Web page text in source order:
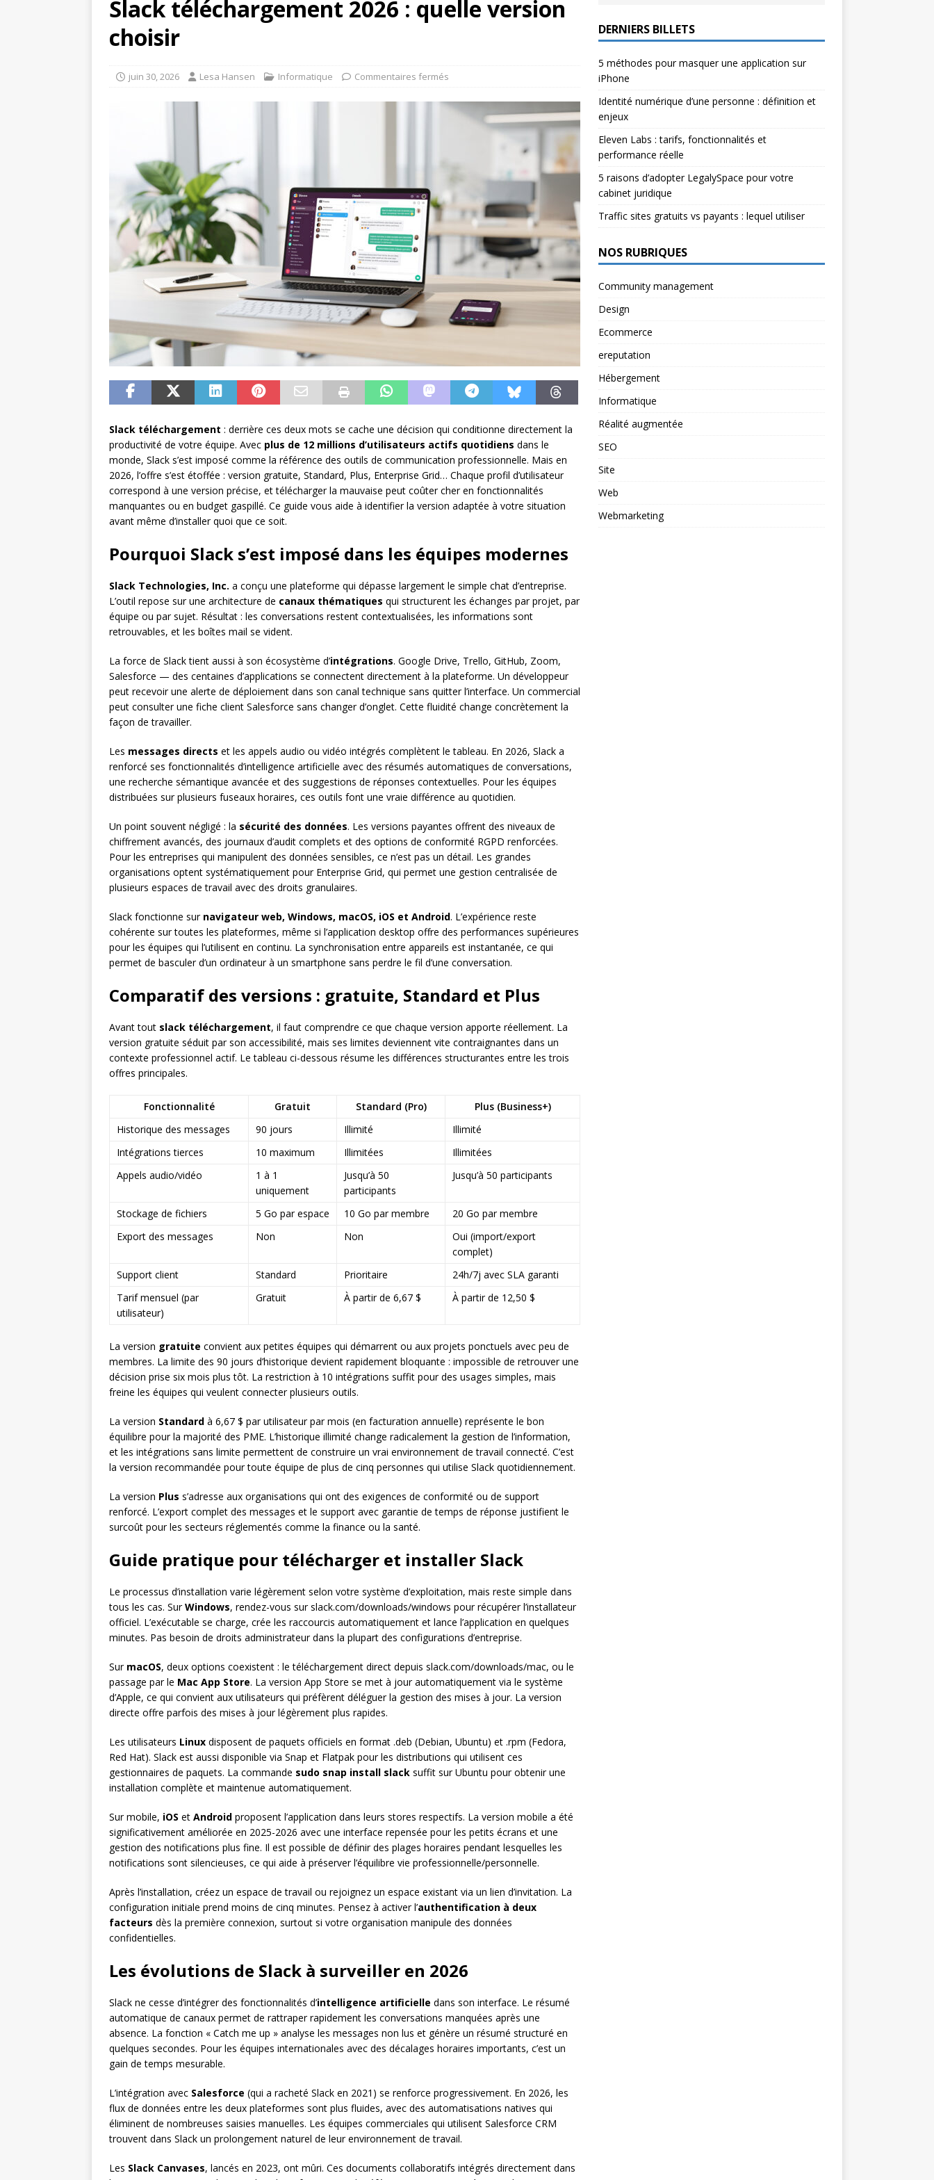
Slack téléchargement 2026 : quelle version
choisir
juin 30, 2026 Lesa Hansen Informatique Commentaires fermés
Slack téléchargement : derrière ces deux mots se cache une décision qui conditionne directement la
productivité de votre équipe. Avec plus de 12 millions d’utilisateurs actifs quotidiens dans le
monde, Slack s’est imposé comme la référence des outils de communication professionnelle. Mais en
2026, l’offre s’est étoffée : version gratuite, Standard, Plus, Enterprise Grid… Chaque profil d’utilisateur
correspond à une version précise, et télécharger la mauvaise peut coûter cher en fonctionnalités
manquantes ou en budget gaspillé. Ce guide vous aide à identifier la version adaptée à votre situation
avant même d’installer quoi que ce soit.
Pourquoi Slack s’est imposé dans les équipes modernes
Slack Technologies, Inc. a conçu une plateforme qui dépasse largement le simple chat d’entreprise.
L’outil repose sur une architecture de canaux thématiques qui structurent les échanges par projet, par
équipe ou par sujet. Résultat : les conversations restent contextualisées, les informations sont
retrouvables, et les boîtes mail se vident.
La force de Slack tient aussi à son écosystème d’intégrations. Google Drive, Trello, GitHub, Zoom,
Salesforce — des centaines d’applications se connectent directement à la plateforme. Un développeur
peut recevoir une alerte de déploiement dans son canal technique sans quitter l’interface. Un commercial
peut consulter une fiche client Salesforce sans changer d’onglet. Cette fluidité change concrètement la
façon de travailler.
Les messages directs et les appels audio ou vidéo intégrés complètent le tableau. En 2026, Slack a
renforcé ses fonctionnalités d’intelligence artificielle avec des résumés automatiques de conversations,
une recherche sémantique avancée et des suggestions de réponses contextuelles. Pour les équipes
distribuées sur plusieurs fuseaux horaires, ces outils font une vraie différence au quotidien.
Un point souvent négligé : la sécurité des données. Les versions payantes offrent des niveaux de
chiffrement avancés, des journaux d’audit complets et des options de conformité RGPD renforcées.
Pour les entreprises qui manipulent des données sensibles, ce n’est pas un détail. Les grandes
organisations optent systématiquement pour Enterprise Grid, qui permet une gestion centralisée de
plusieurs espaces de travail avec des droits granulaires.
Slack fonctionne sur navigateur web, Windows, macOS, iOS et Android. L’expérience reste
cohérente sur toutes les plateformes, même si l’application desktop offre des performances supérieures
pour les équipes qui l’utilisent en continu. La synchronisation entre appareils est instantanée, ce qui
permet de basculer d’un ordinateur à un smartphone sans perdre le fil d’une conversation.
Comparatif des versions : gratuite, Standard et Plus
Avant tout slack téléchargement, il faut comprendre ce que chaque version apporte réellement. La
version gratuite séduit par son accessibilité, mais ses limites deviennent vite contraignantes dans un
contexte professionnel actif. Le tableau ci-dessous résume les différences structurantes entre les trois
offres principales.
Fonctionnalité Gratuit Standard (Pro)
Plus (Business+)
Historique des messages
90 jours Illimité
Illimité
Intégrations tierces
10 maximum Illimitées
Illimitées
Appels audio/vidéo
1 à 1
uniquement
Jusqu’à 50
participants
Jusqu’à 50 participants
Stockage de fichiers 5 Go par espace 10 Go par membre
20 Go par membre
Export des messages
Non Non
Oui (import/export
complet)
Support client
Standard Prioritaire
24h/7j avec SLA garanti
Tarif mensuel (par
utilisateur)
Gratuit À partir de 6,67 $ À partir de 12,50 $
La version gratuite convient aux petites équipes qui démarrent ou aux projets ponctuels avec peu de
membres. La limite des 90 jours d’historique devient rapidement bloquante : impossible de retrouver une
décision prise six mois plus tôt. La restriction à 10 intégrations suffit pour des usages simples, mais
freine les équipes qui veulent connecter plusieurs outils.
La version Standard à 6,67 $ par utilisateur par mois (en facturation annuelle) représente le bon
équilibre pour la majorité des PME. L’historique illimité change radicalement la gestion de l’information,
et les intégrations sans limite permettent de construire un vrai environnement de travail connecté. C’est
la version recommandée pour toute équipe de plus de cinq personnes qui utilise Slack quotidiennement.
La version Plus s’adresse aux organisations qui ont des exigences de conformité ou de support
renforcé. L’export complet des messages et le support avec garantie de temps de réponse justifient le
surcoût pour les secteurs réglementés comme la finance ou la santé.
Guide pratique pour télécharger et installer Slack
Le processus d’installation varie légèrement selon votre système d’exploitation, mais reste simple dans
tous les cas. SurWindows, rendez-vous sur slack.com/downloads/windows pour récupérer l’installateur
officiel. L’exécutable se charge, crée les raccourcis automatiquement et lance l’application en quelques
minutes. Pas besoin de droits administrateur dans la plupart des configurations d’entreprise.
Sur macOS, deux options coexistent : le téléchargement direct depuis slack.com/downloads/mac, ou le
passage par le Mac App Store. La version App Store se met à jour automatiquement via le système
d’Apple, ce qui convient aux utilisateurs qui préfèrent déléguer la gestion des mises à jour. La version
directe offre parfois des mises à jour légèrement plus rapides.
Les utilisateurs Linux disposent de paquets officiels en format .deb (Debian, Ubuntu) et .rpm (Fedora,
Red Hat). Slack est aussi disponible via Snap et Flatpak pour les distributions qui utilisent ces
gestionnaires de paquets. La commande sudo snap install slack suffit sur Ubuntu pour obtenir une
installation complète et maintenue automatiquement.
Sur mobile, iOS et Android proposent l’application dans leurs stores respectifs. La version mobile a été
significativement améliorée en 2025-2026 avec une interface repensée pour les petits écrans et une
gestion des notifications plus fine. Il est possible de définir des plages horaires pendant lesquelles les
notifications sont silencieuses, ce qui aide à préserver l’équilibre vie professionnelle/personnelle.
Après l’installation, créez un espace de travail ou rejoignez un espace existant via un lien d’invitation. La
configuration initiale prend moins de cinq minutes. Pensez à activer l’authentification à deux
facteurs dès la première connexion, surtout si votre organisation manipule des données
confidentielles.
Les évolutions de Slack à surveiller en 2026
Slack ne cesse d’intégrer des fonctionnalités d’intelligence artificielle dans son interface. Le résumé
automatique de canaux permet de rattraper rapidement les conversations manquées après une
absence. La fonction « Catch me up » analyse les messages non lus et génère un résumé structuré en
quelques secondes. Pour les équipes internationales avec des décalages horaires importants, c’est un
gain de temps mesurable.
L’intégration avec Salesforce (qui a racheté Slack en 2021) se renforce progressivement. En 2026, les
flux de données entre les deux plateformes sont plus fluides, avec des automatisations natives qui
éliminent de nombreuses saisies manuelles. Les équipes commerciales qui utilisent Salesforce CRM
trouvent dans Slack un prolongement naturel de leur environnement de travail.
Les Slack Canvases, lancés en 2023, ont mûri. Ces documents collaboratifs intégrés directement dans
DERNIERS BILLETS
5 méthodes pour masquer une application sur
iPhone
Identité numérique d’une personne : définition et
enjeux
Eleven Labs : tarifs, fonctionnalités et
performance réelle
5 raisons d’adopter LegalySpace pour votre
cabinet juridique
Traffic sites gratuits vs payants : lequel utiliser
NOS RUBRIQUES
Community management
Design
Ecommerce
ereputation
Hébergement
Informatique
Réalité augmentée
SEO
Site
Web
Webmarketing